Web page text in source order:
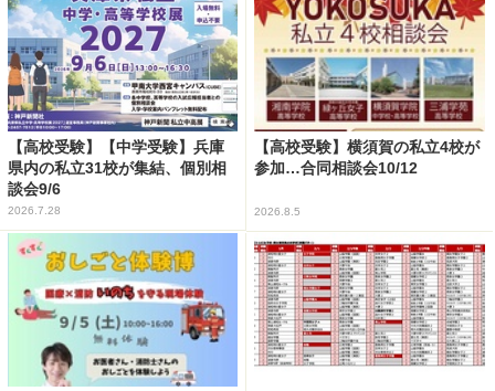
【高校受験】【中学受験】兵庫
県内の私立31校が集結、個別相
談会9/6
2026.7.28
【高校受験】横須賀の私立4校が
参加…合同相談会10/12
2026.8.5